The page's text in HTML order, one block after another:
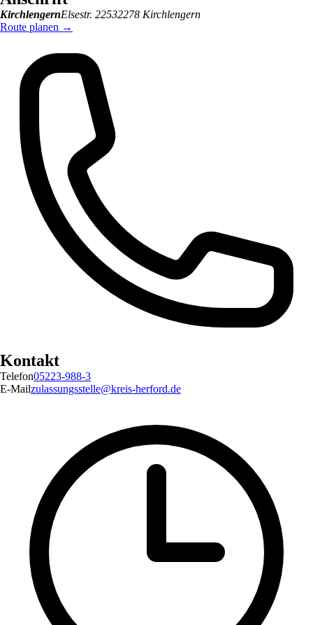
KirchlengernElsestr. 22532278 Kirchlengern
Route planen →
Kontakt
Telefon05223-988-3
E-Mailzulassungsstelle@kreis-herford.de